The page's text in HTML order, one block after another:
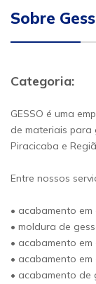
Sobre
Categoria:
GESSO é uma
de materiais para
Piracicaba e
Entre nossos
• acabamento
• moldura de
• acabamento
• acabamento
• acabamento de